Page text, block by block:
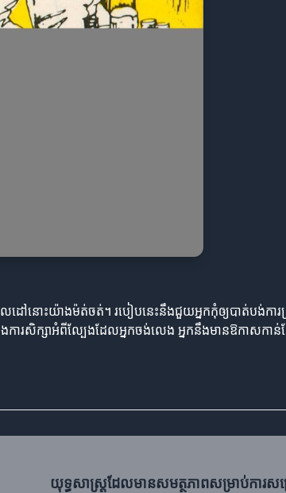
ៅនោះយ៉ាងម៉ត់ចត់។ របៀបនេះនឹងជួយអ្នកកុំឲ្យបាត់បង់ការ
ងការសិក្សាអំពីល្បែងដែលអ្នកចង់លេង អ្នកនឹងមានឱកាសកាន់
យុទ្ធសាស្ត្រដែលមានសមត្ថភាពសម្រាប់ការស